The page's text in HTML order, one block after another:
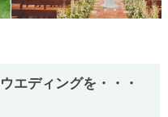
エディングを・・・